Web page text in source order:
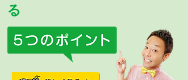
る